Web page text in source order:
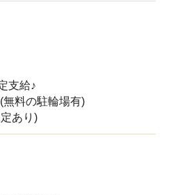
支給♪
料の駐輪場有)
あり)